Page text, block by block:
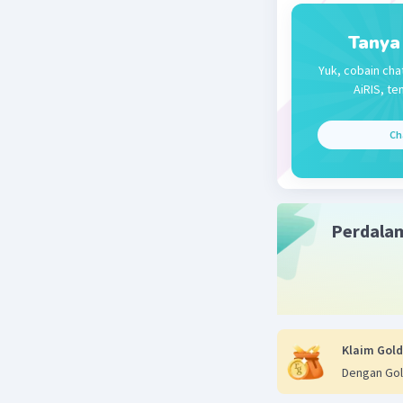
yang
Jadi,
kalimat
"Hari
Yuk, cobain
AiRIS,
Klaim
Dengan